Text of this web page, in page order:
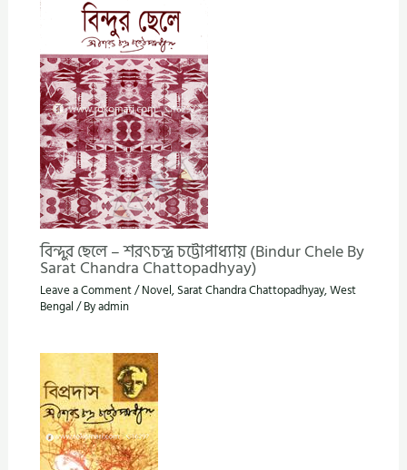
বিন্দুর ছেলে – শরৎচন্দ্র চট্টোপাধ্যায় (Bindur Chele By
Sarat Chandra Chattopadhyay)
Leave a Comment/Novel, Sarat Chandra Chattopadhyay,West
Bengal / Byadmin